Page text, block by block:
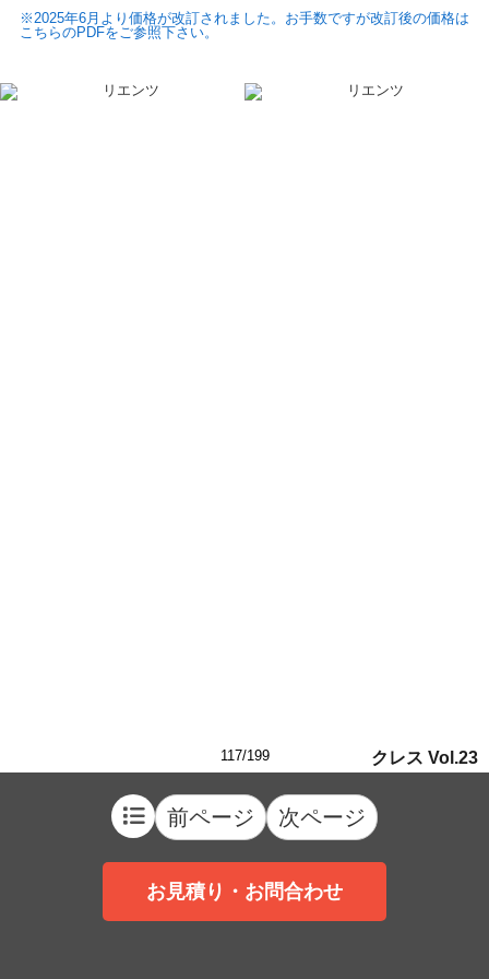
※2025年6月より価格が改訂されました。お手数ですが改訂後の価格は
こちらのPDFをご参照下さい。
117/199 クレス Vol.23
前ページ 次ページ
お見積り・お問合わせ